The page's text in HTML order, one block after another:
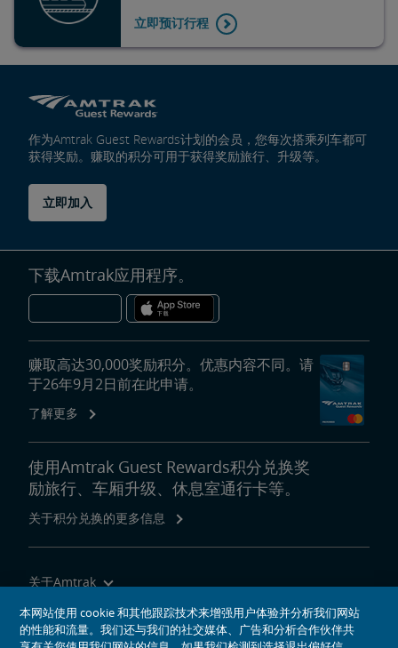
立即预订行程
作为Amtrak Guest Rewards计划的会员，您每次搭乘列车都可
获得奖励。赚取的积分可用于获得奖励旅行、升级等。
立即加入
下载Amtrak应用程序。
赚取高达30,000奖励积分。优惠内容不同。请
于26年9月2日前在此申请。
了解更多
使用Amtrak Guest Rewards积分兑换奖
励旅行、车厢升级、休息室通行卡等。
关于积分兑换的更多信息
关于Amtrak
乘坐Amtrak列车旅行
网站工具
本网站使用 cookie 和其他跟踪技术来增强用户体验并分析我们网站
的性能和流量。我们还与我们的社交媒体、广告和分析合作伙伴共